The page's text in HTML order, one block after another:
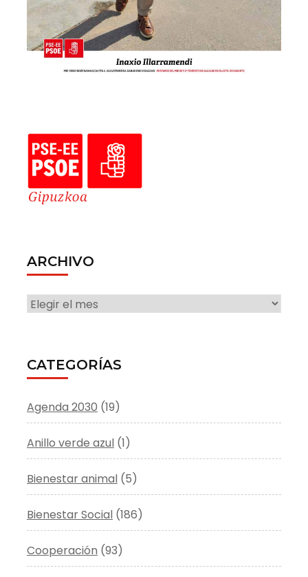
ARCHIVO
ARCHIVO
CATEGORÍAS
Agenda 2030 (19)
Anillo verde azul (1)
Bienestar animal (5)
Bienestar Social (186)
Cooperación (93)